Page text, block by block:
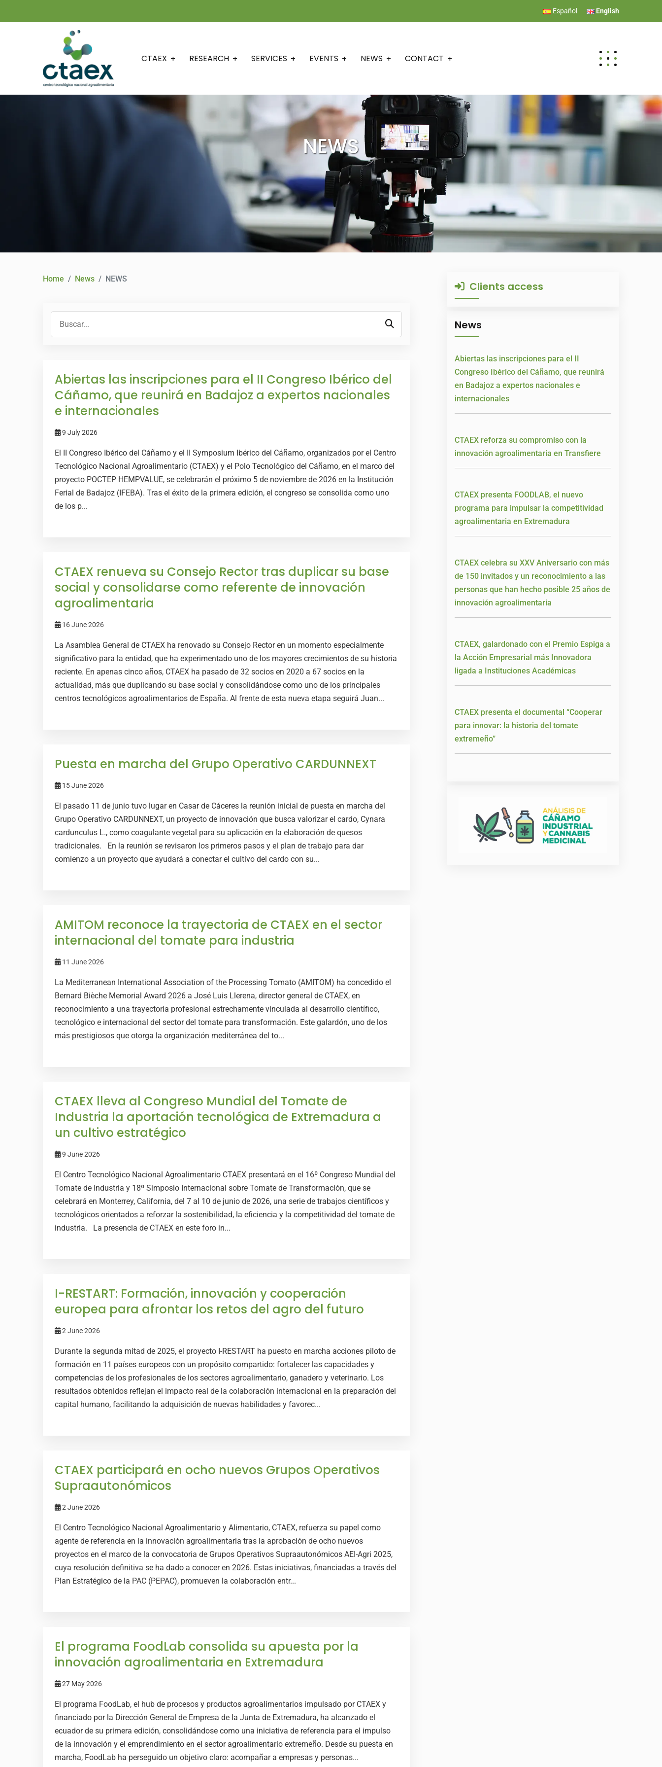
Español English
CTAEX RESEARCH SERVICES EVENTS NEWS CONTACT
NEWS
Home News NEWS
Abiertas las inscripciones para el II Congreso Ibérico del
Cáñamo, que reunirá en Badajoz a expertos nacionales
e internacionales
9 July 2026
El II Congreso Ibérico del Cáñamo y el II Symposium Ibérico del Cáñamo, organizados por el Centro
Tecnológico Nacional Agroalimentario (CTAEX) y el Polo Tecnológico del Cáñamo, en el marco del
proyecto POCTEP HEMPVALUE, se celebrarán el próximo 5 de noviembre de 2026 en la Institución
Ferial de Badajoz (IFEBA). Tras el éxito de la primera edición, el congreso se consolida como uno
de los p...
CTAEX renueva su Consejo Rector tras duplicar su base
social y consolidarse como referente de innovación
agroalimentaria
16 June 2026
La Asamblea General de CTAEX ha renovado su Consejo Rector en un momento especialmente
significativo para la entidad, que ha experimentado uno de los mayores crecimientos de su historia
reciente. En apenas cinco años, CTAEX ha pasado de 32 socios en 2020 a 67 socios en la
actualidad, más que duplicando su base social y consolidándose como uno de los principales
centros tecnológicos agroalimentarios de España. Al frente de esta nueva etapa seguirá Juan...
Puesta en marcha del Grupo Operativo CARDUNNEXT
15 June 2026
El pasado 11 de junio tuvo lugar en Casar de Cáceres la reunión inicial de puesta en marcha del
Grupo Operativo CARDUNNEXT, un proyecto de innovación que busca valorizar el cardo, Cynara
cardunculus L., como coagulante vegetal para su aplicación en la elaboración de quesos
tradicionales. En la reunión se revisaron los primeros pasos y el plan de trabajo para dar
comienzo a un proyecto que ayudará a conectar el cultivo del cardo con su...
AMITOM reconoce la trayectoria de CTAEX en el sector
internacional del tomate para industria
11 June 2026
La Mediterranean International Association of the Processing Tomato (AMITOM) ha concedido el
Bernard Bièche Memorial Award 2026 a José Luis Llerena, director general de CTAEX, en
reconocimiento a una trayectoria profesional estrechamente vinculada al desarrollo científico,
tecnológico e internacional del sector del tomate para transformación. Este galardón, uno de los
más prestigiosos que otorga la organización mediterránea del to...
CTAEX lleva al Congreso Mundial del Tomate de
Industria la aportación tecnológica de Extremadura a
un cultivo estratégico
9 June 2026
El Centro Tecnológico Nacional Agroalimentario CTAEX presentará en el 16º Congreso Mundial del
Tomate de Industria y 18º Simposio Internacional sobre Tomate de Transformación, que se
celebrará en Monterrey, California, del 7 al 10 de junio de 2026, una serie de trabajos científicos y
tecnológicos orientados a reforzar la sostenibilidad, la eficiencia y la competitividad del tomate de
industria. La presencia de CTAEX en este foro in...
I-RESTART: Formación, innovación y cooperación
europea para afrontar los retos del agro del futuro
2 June 2026
Durante la segunda mitad de 2025, el proyecto I-RESTART ha puesto en marcha acciones piloto de
formación en 11 países europeos con un propósito compartido: fortalecer las capacidades y
competencias de los profesionales de los sectores agroalimentario, ganadero y veterinario. Los
resultados obtenidos reflejan el impacto real de la colaboración internacional en la preparación del
capital humano, facilitando la adquisición de nuevas habilidades y favorec...
CTAEX participará en ocho nuevos Grupos Operativos
Supraautonómicos
2 June 2026
El Centro Tecnológico Nacional Agroalimentario y Alimentario, CTAEX, refuerza su papel como
agente de referencia en la innovación agroalimentaria tras la aprobación de ocho nuevos
proyectos en el marco de la convocatoria de Grupos Operativos Supraautonómicos AEI-Agri 2025,
cuya resolución definitiva se ha dado a conocer en 2026. Estas iniciativas, financiadas a través del
Plan Estratégico de la PAC (PEPAC), promueven la colaboración entr...
El programa FoodLab consolida su apuesta por la
innovación agroalimentaria en Extremadura
27 May 2026
El programa FoodLab, el hub de procesos y productos agroalimentarios impulsado por CTAEX y
financiado por la Dirección General de Empresa de la Junta de Extremadura, ha alcanzado el
ecuador de su primera edición, consolidándose como una iniciativa de referencia para el impulso
de la innovación y el emprendimiento en el sector agroalimentario extremeño. Desde su puesta en
marcha, FoodLab ha perseguido un objetivo claro: acompañar a empresas y personas...
Clients access
News
Abiertas las inscripciones para el II
Congreso Ibérico del Cáñamo, que reunirá
en Badajoz a expertos nacionales e
internacionales
CTAEX reforza su compromiso con la
innovación agroalimentaria en Transfiere
CTAEX presenta FOODLAB, el nuevo
programa para impulsar la competitividad
agroalimentaria en Extremadura
CTAEX celebra su XXV Aniversario con más
de 150 invitados y un reconocimiento a las
personas que han hecho posible 25 años de
innovación agroalimentaria
CTAEX, galardonado con el Premio Espiga a
la Acción Empresarial más Innovadora
ligada a Instituciones Académicas
CTAEX presenta el documental “Cooperar
para innovar: la historia del tomate
extremeño”